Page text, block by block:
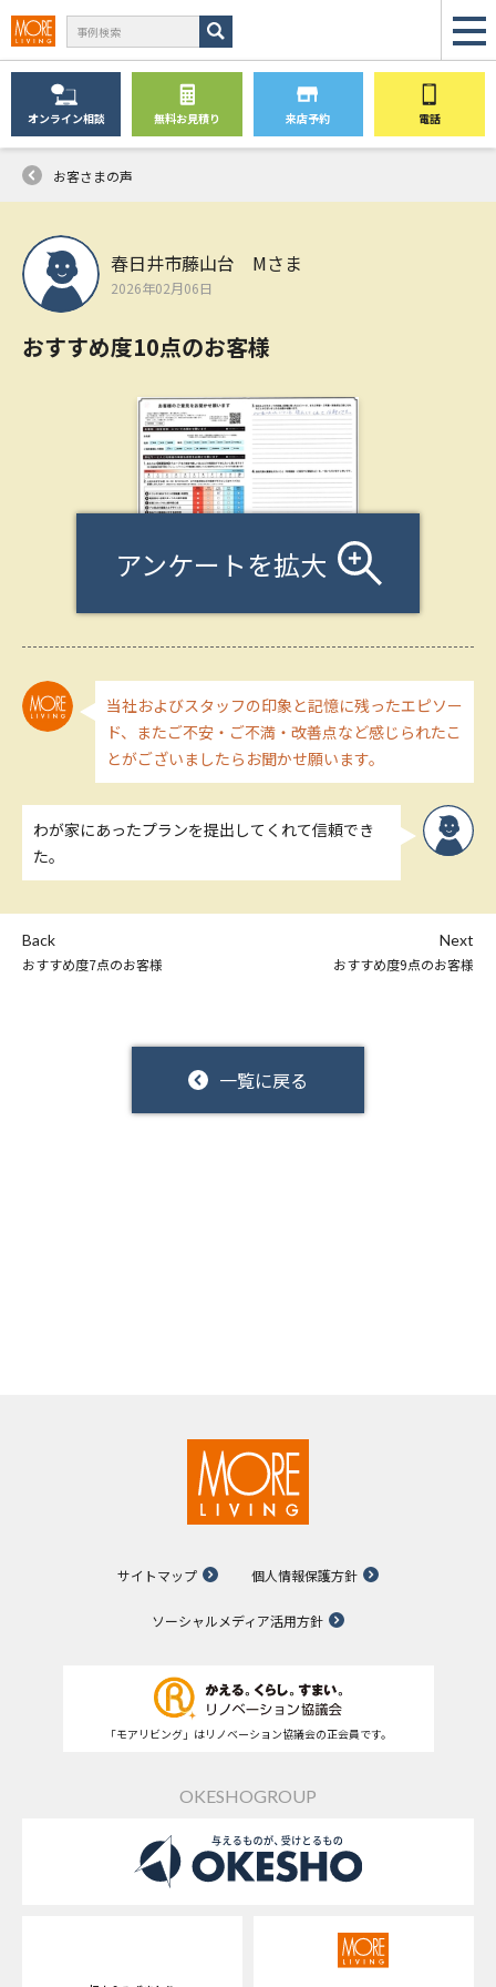
オンライン相談 無料お見積り 来店予約 電話
お客さまの声
春日井市藤山台 Mさま
2026年02月06日
おすすめ度10点のお客様
アンケートを拡大
当社およびスタッフの印象と記憶に残ったエピソー
ド、またご不安・ご不満・改善点など感じられたこ
とがございましたらお聞かせ願います。
わが家にあったプランを提出してくれて信頼でき
た。
Back
おすすめ度7点のお客様
一覧に戻る
Next
おすすめ度9点のお客様
サイトマップ 個人情報保護方針
ソーシャルメディア活用方針
「モアリビング」はリノベーション協議会の正会員です。
OKESHOGROUP